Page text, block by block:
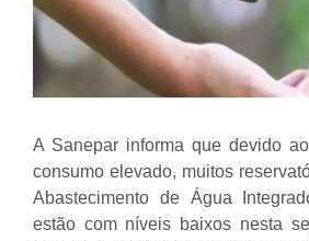
A Sanepar informa que devido
consumo elevado, muitos
Abastecimento de Água
estão com níveis baixos nesta